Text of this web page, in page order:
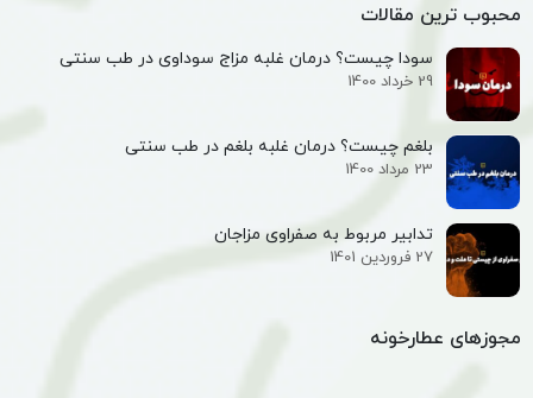
محبوب ترین مقالات
سودا چیست؟ درمان غلبه مزاج سوداوی در طب سنتی
29 خرداد 1400
بلغم چیست؟ درمان غلبه بلغم در طب سنتی
23 مرداد 1400
تدابیر مربوط به صفراوی مزاجان
27 فروردین 1401
مجوزهای عطارخونه